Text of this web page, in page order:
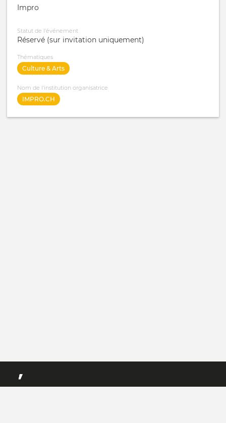
Impro
Statut de l'événement
Réservé (sur invitation uniquement)
Thématiques
Culture & Arts
Nom de l'institution organisatrice
IMPRO.CH